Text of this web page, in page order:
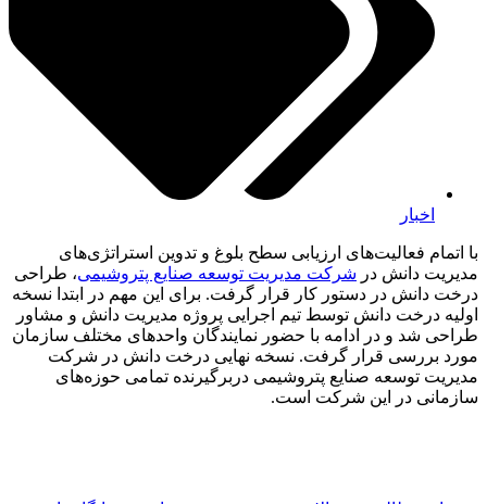
اخبار
با اتمام فعالیت‌های ارزیابی سطح بلوغ و تدوین استراتژی‌های
مدیریت دانش در شرکت مدیریت توسعه صنایع پتروشیمی، طراحی
درخت دانش در دستور کار قرار گرفت. برای این مهم در ابتدا نسخه
اولیه درخت دانش توسط تیم اجرایی پروژه مدیریت دانش و مشاور
طراحی شد و در ادامه با حضور نمایندگان واحدهای مختلف سازمان
مورد بررسی قرار گرفت. نسخه نهایی درخت دانش در شرکت
مدیریت توسعه صنایع پتروشیمی دربرگیرنده تمامی حوزه‌های
سازمانی در این شرکت است.